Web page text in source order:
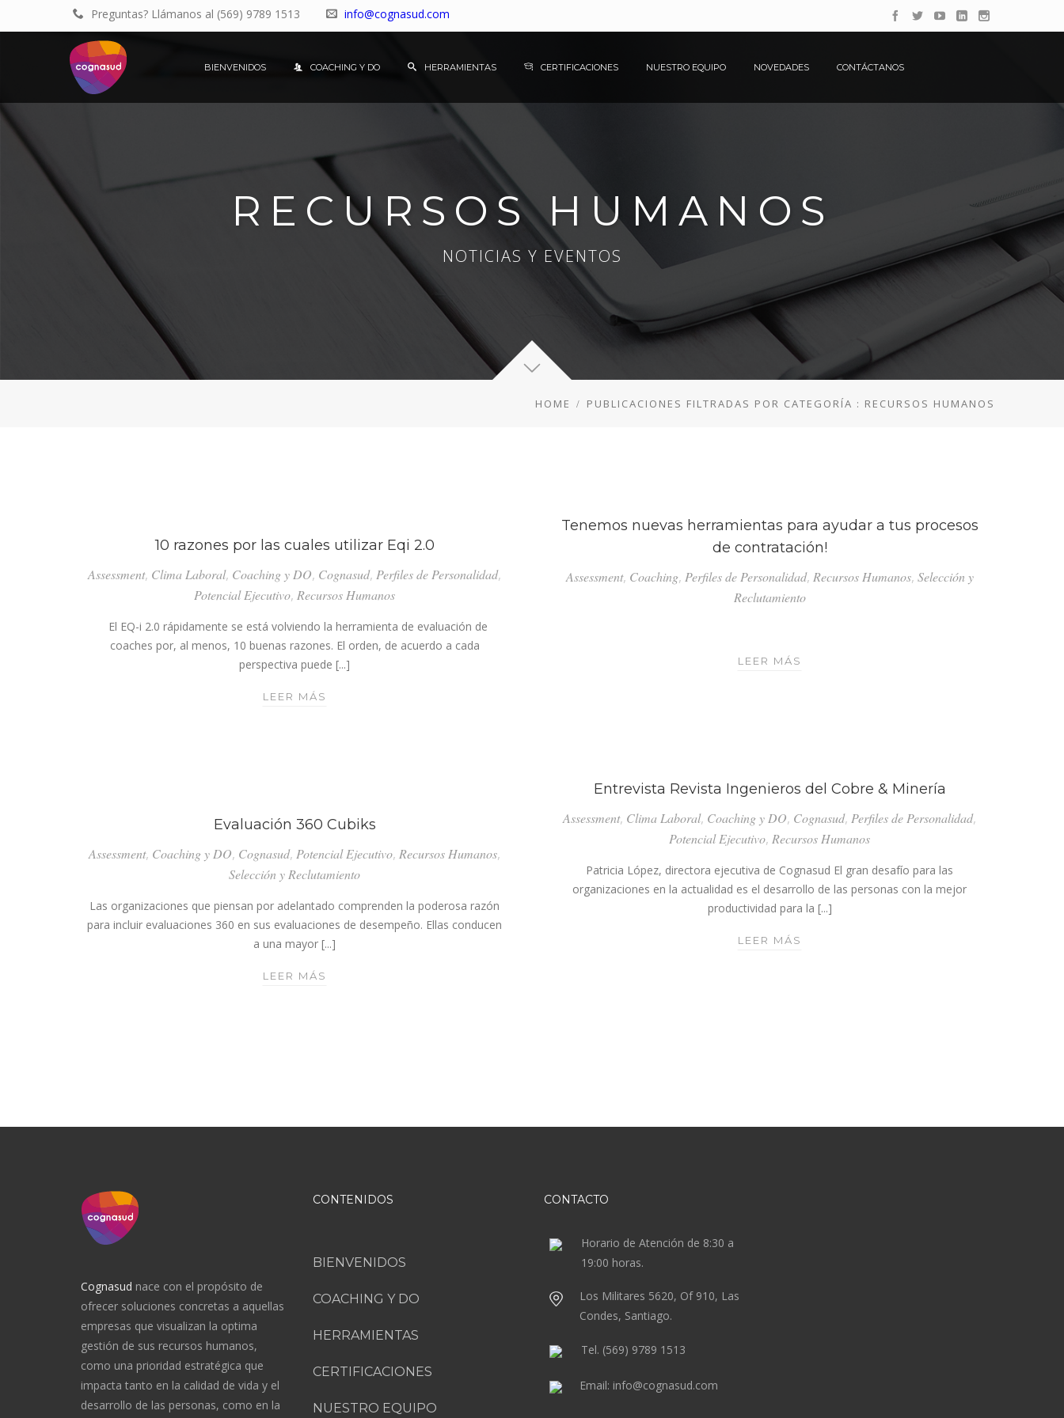
Preguntas? Llámanos al (569) 9789 1513 info@cognasud.com
BIENVENIDOS COACHING Y DO HERRAMIENTAS CERTIFICACIONES NUESTRO EQUIPO NOVEDADES CONTÁCTANOS
RECURSOS HUMANOS
NOTICIAS Y EVENTOS
HOME PUBLICACIONES FILTRADAS POR CATEGORÍA : RECURSOS HUMANOS
10 razones por las cuales utilizar Eqi 2.0
Assessment, Clima Laboral, Coaching y DO, Cognasud, Perfiles de Personalidad,
Potencial Ejecutivo, Recursos Humanos
El EQ-i 2.0 rápidamente se está volviendo la herramienta de evaluación de
coaches por, al menos, 10 buenas razones. El orden, de acuerdo a cada
perspectiva puede [...]
LEER MÁS
Tenemos nuevas herramientas para ayudar a tus procesos
de contratación!
Assessment, Coaching, Perfiles de Personalidad, Recursos Humanos, Selección y
Reclutamiento
LEER MÁS
DE
CONTRATACIÓN!
Entrevista Revista Ingenieros del Cobre & Minería
Assessment, Clima Laboral, Coaching y DO, Cognasud, Perfiles de Personalidad,
Potencial Ejecutivo, Recursos Humanos
Patricia López, directora ejecutiva de Cognasud El gran desafío para las
organizaciones en la actualidad es el desarrollo de las personas con la mejor
productividad para la [...]
LEER MÁS
Evaluación 360 Cubiks
Assessment, Coaching y DO, Cognasud, Potencial Ejecutivo, Recursos Humanos,
Selección y Reclutamiento
Las organizaciones que piensan por adelantado comprenden la poderosa razón
para incluir evaluaciones 360 en sus evaluaciones de desempeño. Ellas conducen
a una mayor [...]
LEER MÁS
Cognasud nace con el propósito de
ofrecer soluciones concretas a aquellas
empresas que visualizan la optima
gestión de sus recursos humanos,
como una prioridad estratégica que
impacta tanto en la calidad de vida y el
desarrollo de las personas, como en la
CONTENIDOS
BIENVENIDOS
COACHING Y DO
HERRAMIENTAS
CERTIFICACIONES
NUESTRO EQUIPO
CONTACTO
Horario de Atención de 8:30 a
19:00 horas.
Los Militares 5620, Of 910, Las
Condes, Santiago.
Tel. (569) 9789 1513
Email: info@cognasud.com